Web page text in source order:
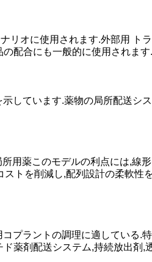
リオに使用されます.外部用 ト
配合にも一般的に使用されます.
しています.薬物の局所配送シ
用薬このモデルの利点には,線形
トを削減し,配列設計の柔軟性
プラントの調理に適している.
薬剤配送システム,持続放出剤,